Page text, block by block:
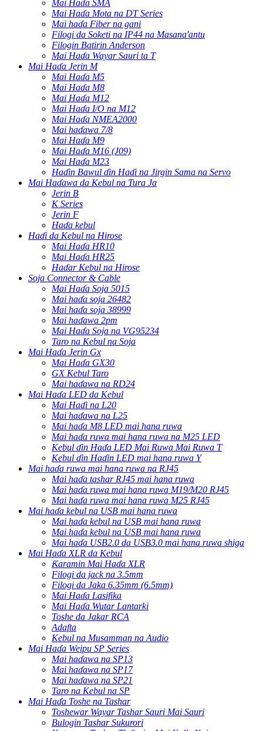
Mai Haɗa SMA
Mai Haɗa Mota na DT Series
Mai haɗa Fiber na gani
Filogi da Soketi na IP44 na Masana'antu
Filogin Batirin Anderson
Mai Haɗa Wayar Sauri ta T
Mai Haɗa Jerin M
Mai Haɗa M5
Mai Haɗa M8
Mai Haɗa M12
Mai Haɗa I/O na M12
Mai Haɗa NMEA2000
Mai haɗawa 7/8
Mai Haɗa M9
Mai Haɗa M16 (J09)
Mai Haɗa M23
Haɗin Bawul ɗin Haɗi na Jirgin Sama na Servo
Mai Haɗawa da Kebul na Tura Ja
Jerin B
K Series
Jerin F
Haɗa kebul
Haɗi da Kebul na Hirose
Mai Haɗa HR10
Mai Haɗa HR25
Haɗar Kebul na Hirose
Soja Connector & Cable
Mai Haɗa Soja 5015
Mai haɗa soja 26482
Mai haɗa soja 38999
Mai haɗawa 2pm
Mai Haɗa Soja na VG95234
Taro na Kebul na Soja
Mai Haɗa Jerin Gx
Mai Haɗa GX30
GX Kebul Taro
Mai haɗawa na RD24
Mai Haɗa LED da Kebul
Mai Haɗi na L20
Mai haɗawa na L25
Mai haɗa M8 LED mai hana ruwa
Mai haɗa ruwa mai hana ruwa na M25 LED
Kebul ɗin Haɗa LED Mai Ruwa Mai Ruwa T
Kebul ɗin Haɗin LED mai hana ruwa Y
Mai haɗa ruwa mai hana ruwa na RJ45
Mai haɗa tashar RJ45 mai hana ruwa
Mai haɗa ruwa mai hana ruwa M19/M20 RJ45
Mai haɗa ruwa mai hana ruwa M25 RJ45
Mai haɗa kebul na USB mai hana ruwa
Mai haɗa kebul na USB mai hana ruwa
Mai haɗa kebul na USB mai hana ruwa
Mai haɗa USB2.0 da USB3.0 mai hana ruwa shiga
Mai Haɗa XLR da Kebul
Ƙaramin Mai Haɗa XLR
Filogi da jack na 3.5mm
Filogi da Jaka 6.35mm (6.5mm)
Mai Haɗa Lasifika
Mai Haɗa Wutar Lantarki
Toshe da Jakar RCA
Adafta
Kebul na Musamman na Audio
Mai Haɗa Weipu SP Series
Mai haɗawa na SP13
Mai haɗawa na SP17
Mai haɗawa na SP21
Taro na Kebul na SP
Mai Haɗa Toshe na Tashar
Toshewar Wayar Tashar Sauri Mai Sauri
Bulogin Tashar Sukurori